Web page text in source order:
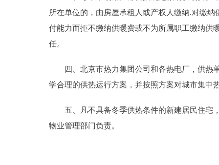
12345网上接诉即办
走进北京
北京概况
所在单位的，由房屋承租人或产权人缴纳.对缴
付能力而拒不缴纳供暖费或不为所属职工缴纳供
任。
四、北京市热力集团公司和各热电厂，供热单
学合理的供热运行方案，并按照方案对城市集中
五、凡不具备冬季供热条件的新建居民住宅，
物业管理部门负责。